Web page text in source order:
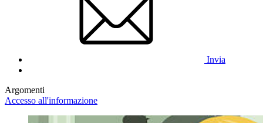
Invia
Argomenti
Accesso all'informazione